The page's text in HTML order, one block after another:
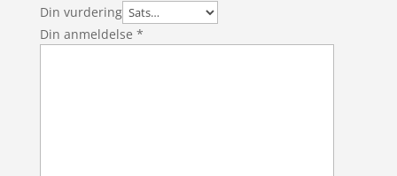
Din vurdering
Din anmeldelse *